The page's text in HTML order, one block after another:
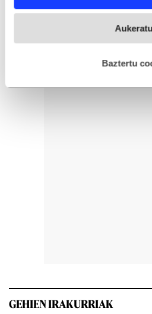
fitxategiak erabiltzen ditu. Zure
esplizitua ematen diguzu.
Aukeratu
Baztertu
GEHIEN IRAKURRIAK